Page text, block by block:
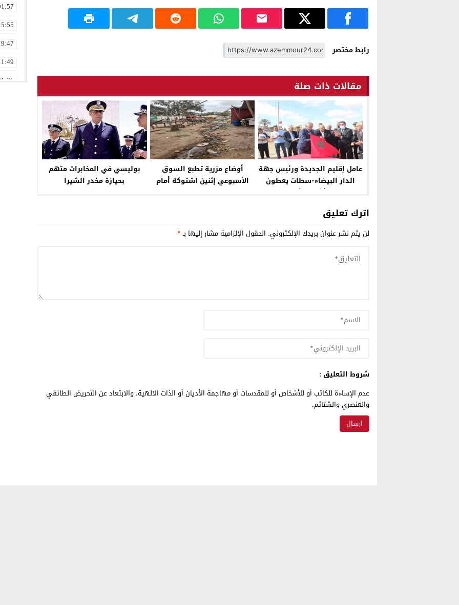
رابط مختصر
مقالات ذات صلة
عامل إقليم الجديدة ورئيس جهة
الدار البيضاء-سطات يعطون
انطلاقة أشغال شارع بالبير
أوضاع مزرية تطبع السوق
الأسبوعي إثنين اشتوكة أمام
بوليسي في المخابرات متهم
بحيازة مخدر الشيرا
اترك تعليق
لن يتم نشر عنوان بريدك الإلكتروني. الحقول الإلزامية مشار إليها بـ*
شروط التعليق :
عدم الإساءة للكاتب أو للأشخاص أو للمقدسات أو مهاجمة الأديان أو الذات الالهية. والابتعاد عن التحريض الطائفي
والعنصري والشتائم.